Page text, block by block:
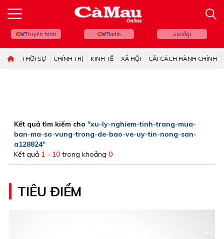
Truyền hình Radio ភាសាខ្មែរ
THỜI SỰ CHÍNH TRỊ KINH TẾ XÃ HỘI CẢI CÁCH HÀNH CHÍNH
Kết quả tìm kiếm cho "xu-ly-nghiem-tinh-trang-mua-
ban-ma-so-vung-trong-de-bao-ve-uy-tin-nong-san-
a128824"
Kết quả 1 - 10 trong khoảng 0
TIÊU ĐIỂM